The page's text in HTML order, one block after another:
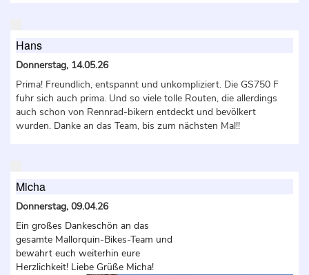
Hans
Donnerstag, 14.05.26
Prima! Freundlich, entspannt und unkompliziert. Die GS750 F
fuhr sich auch prima. Und so viele tolle Routen, die allerdings
auch schon von Rennrad-bikern entdeckt und bevölkert
wurden. Danke an das Team, bis zum nächsten Mal!!
Micha
Donnerstag, 09.04.26
Ein großes Dankeschön an das
gesamte Mallorquin-Bikes-Team und
bewahrt euch weiterhin eure
Herzlichkeit! Liebe Grüße Micha!